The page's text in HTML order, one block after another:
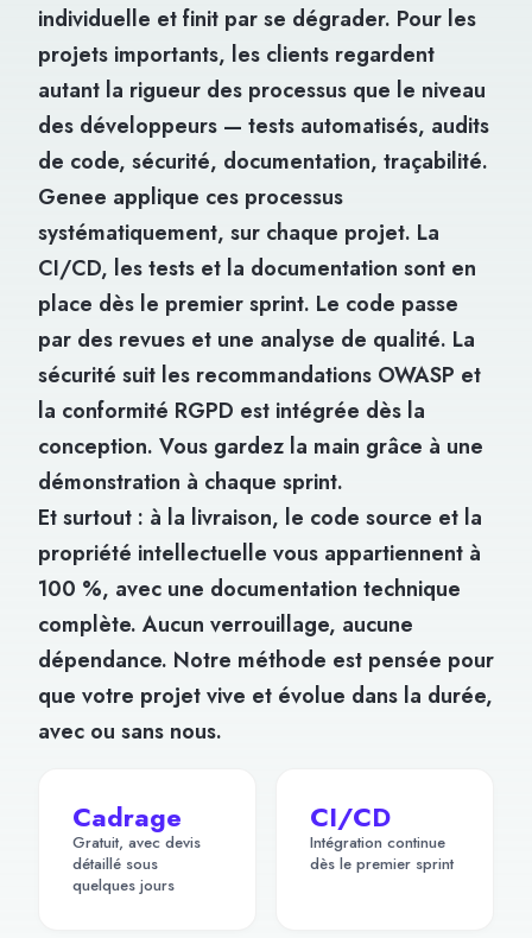
individuelle et finit par se dégrader. Pour les
projets importants, les clients regardent
autant la rigueur des processus que le niveau
des développeurs — tests automatisés, audits
de code, sécurité, documentation, traçabilité.
Genee applique ces processus
systématiquement, sur chaque projet. La
CI/CD, les tests et la documentation sont en
place dès le premier sprint. Le code passe
par des revues et une analyse de qualité. La
sécurité suit les recommandations OWASP et
la conformité RGPD est intégrée dès la
conception. Vous gardez la main grâce à une
démonstration à chaque sprint.
Et surtout : à la livraison, le code source et la
propriété intellectuelle vous appartiennent à
100 %, avec une documentation technique
complète. Aucun verrouillage, aucune
dépendance. Notre méthode est pensée pour
que votre projet vive et évolue dans la durée,
avec ou sans nous.
Cadrage
Gratuit, avec devis
détaillé sous
quelques jours
CI/CD
Intégration continue
dès le premier sprint